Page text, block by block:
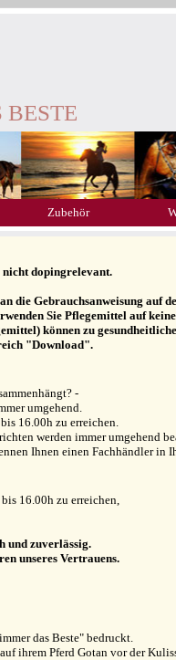
Zubehör
nicht dopingrelevant.
die Gebrauchsanweisung auf
Sie Pflegemittel auf
können zu
"Download".
-
umgehend.
16.00h zu erreichen.
werden immer umgehend
Ihnen einen Fachhändler in
16.00h zu erreichen,
und zuverlässig.
unseres Vertrauens.
das Beste" bedruckt.
ihrem Pferd Gotan vor der